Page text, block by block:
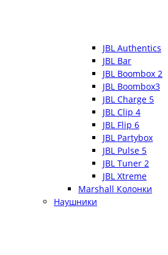
JBL Authentics
JBL Bar
JBL Boombox 2
JBL Boombox3
JBL Charge 5
JBL Clip 4
JBL Flip 6
JBL Partybox
JBL Pulse 5
JBL Tuner 2
JBL Xtreme
Marshall Колонки
Наушники